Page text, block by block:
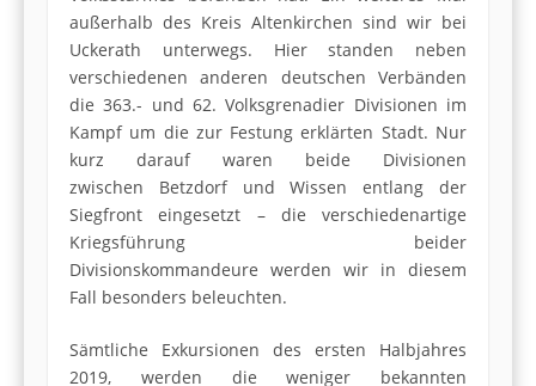
außerhalb des Kreis Altenkirchen sind wir bei
Uckerath unterwegs. Hier standen neben
verschiedenen anderen deutschen Verbänden
die 363.- und 62. Volksgrenadier Divisionen im
Kampf um die zur Festung erklärten Stadt. Nur
kurz darauf waren beide Divisionen
zwischen Betzdorf und Wissen entlang der
Siegfront eingesetzt – die verschiedenartige
Kriegsführung beider
Divisionskommandeure werden wir in diesem
Fall besonders beleuchten.
Sämtliche Exkursionen des ersten Halbjahres
2019, werden die weniger bekannten